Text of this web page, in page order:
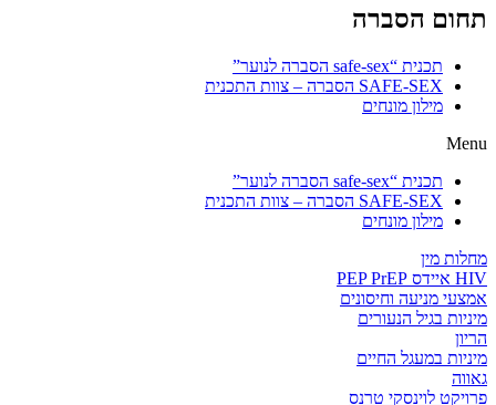
תחום הסברה
תכנית “safe-sex הסברה לנוער”
SAFE-SEX הסברה – צוות התכנית
מילון מונחים
Menu
תכנית “safe-sex הסברה לנוער”
SAFE-SEX הסברה – צוות התכנית
מילון מונחים
מחלות מין
HIV איידס PEP PrEP
אמצעי מניעה וחיסונים
מיניות בגיל הנעורים
הריון
מיניות במעגל החיים
גאווה
פרויקט לוינסקי טרנס